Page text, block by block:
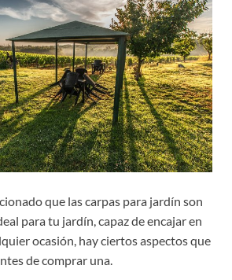
que las carpas para jardín son
para tu jardín, capaz de encajar en
ocasión, hay ciertos aspectos que
de comprar una.